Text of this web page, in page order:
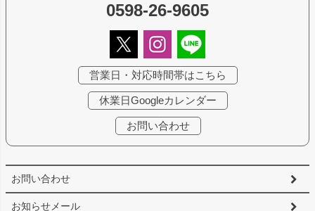
お問い合わせ
お知らせメール
0598-26-9605
営業日・対応時間帯はこちら
休業日Googleカレンダー
お問い合わせ